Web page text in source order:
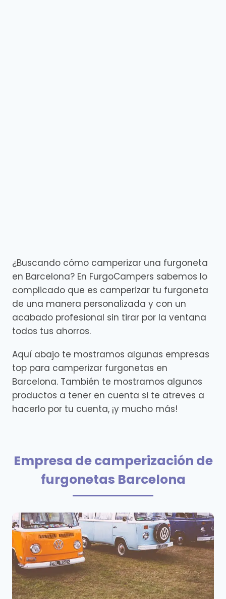
¿Buscando cómo camperizar una furgoneta
en Barcelona? En FurgoCampers sabemos lo
complicado que es camperizar tu furgoneta
de una manera personalizada y con un
acabado profesional sin tirar por la ventana
todos tus ahorros.
Aquí abajo te mostramos algunas empresas
top para camperizar furgonetas en
Barcelona. También te mostramos algunos
productos a tener en cuenta si te atreves a
hacerlo por tu cuenta, ¡y mucho más!
Empresa de camperización de
furgonetas Barcelona